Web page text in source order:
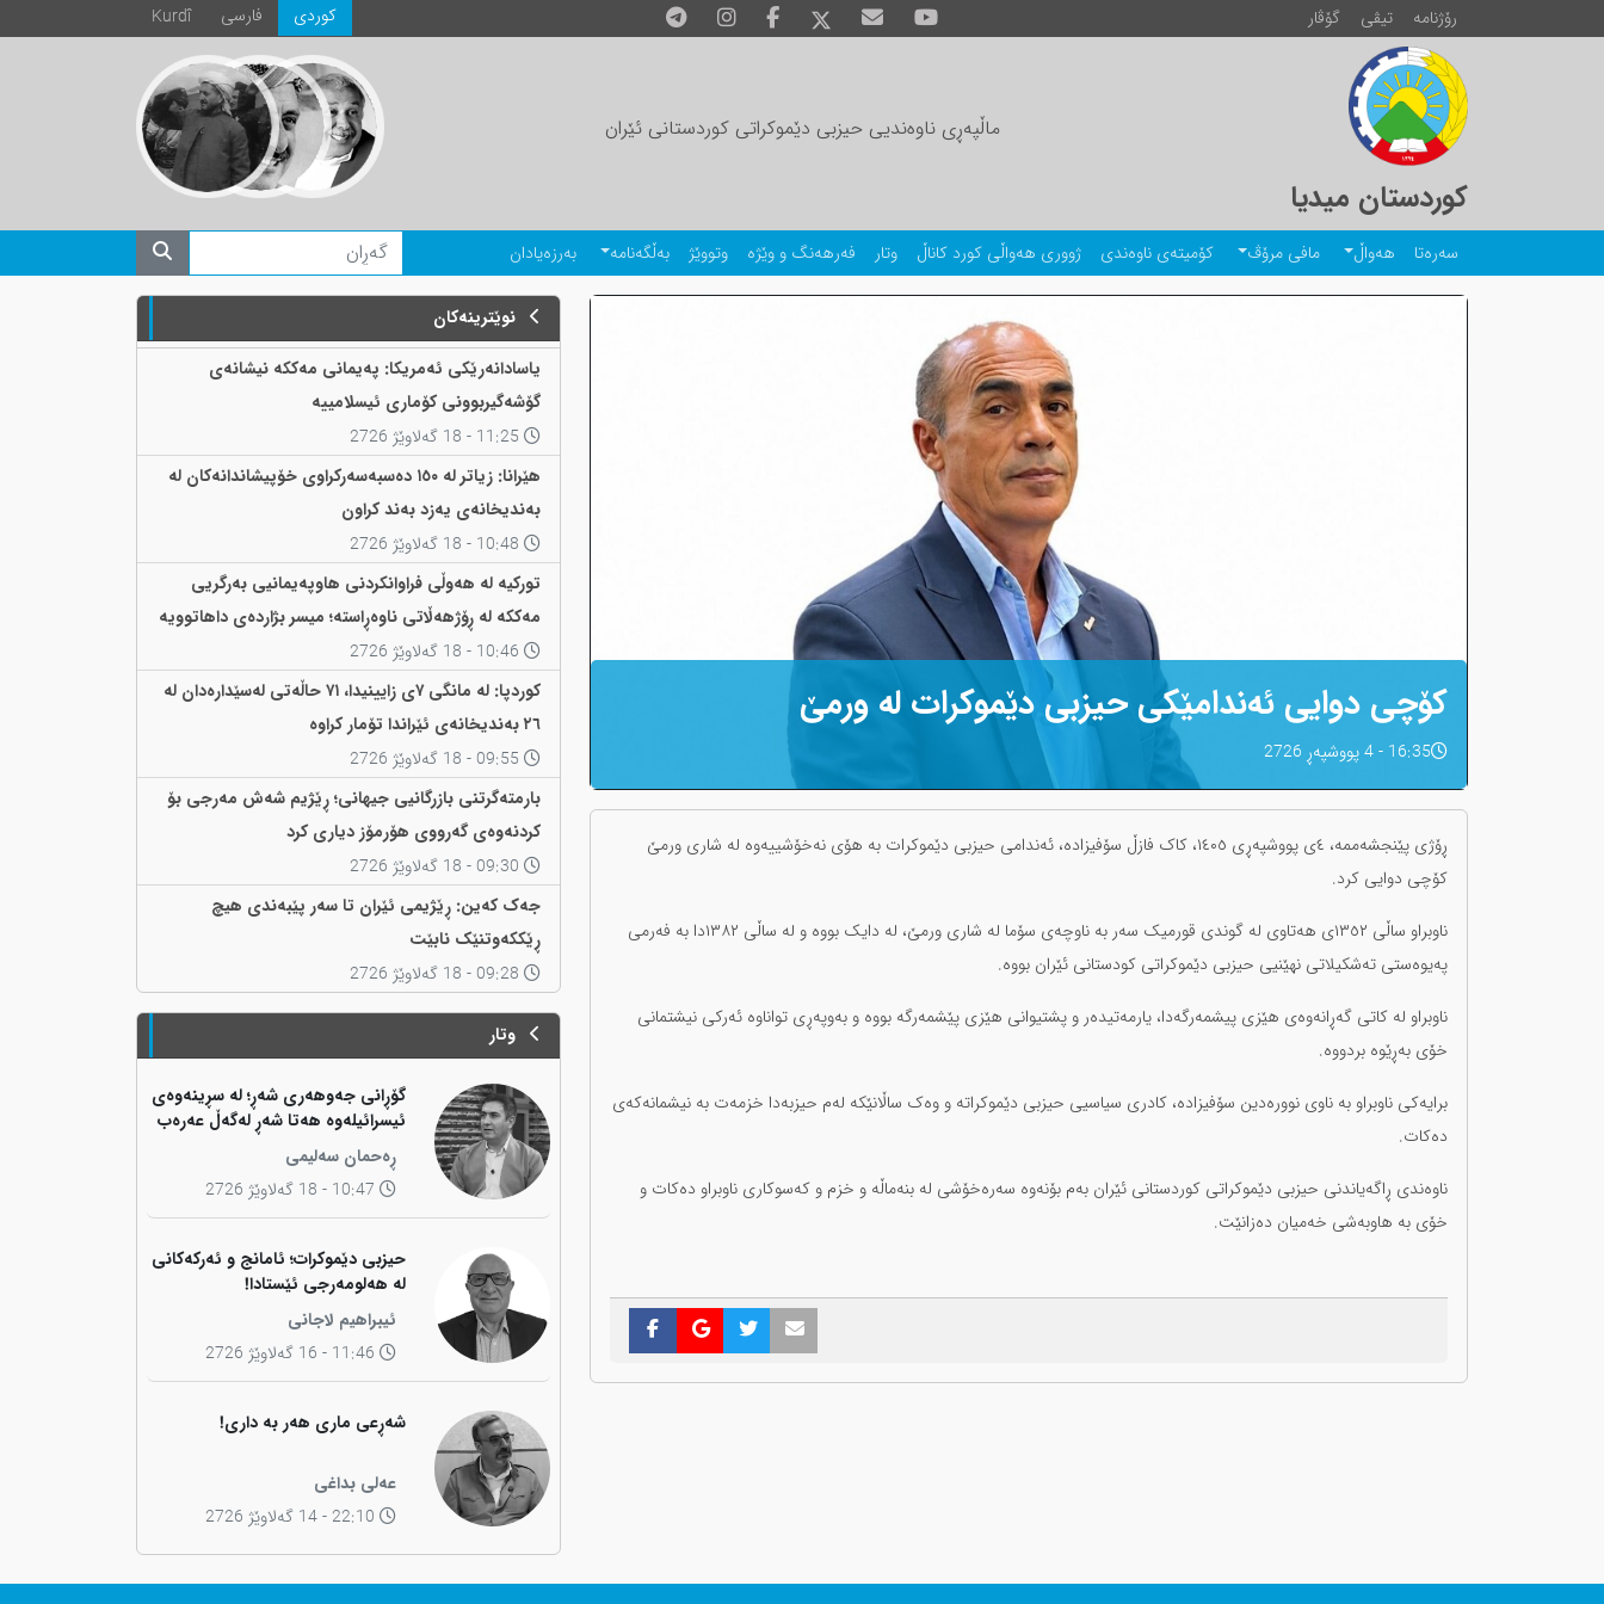
رۆژنامە تیڤی گۆڤار Kurdî فارسی كوردی
کوردستان میدیا
ماڵپەڕی ناوەندیی حیزبی دێموکراتی کوردستانی ئێران
سەرەتا هەواڵ مافی مرۆڤ کۆمیتەی ناوەندی ژووری هەواڵی کورد کاناڵ وتار فەرهەنگ و وێژە وتووێژ بەڵگەنامە بەرزەیادان
کۆچی دوایی ئەندامێکی حیزبی دێموکرات لە ورمێ
16:35 - 4 پووشپەڕ 2726
ڕۆژی پێنجشەممە، ٤ی پووشپەڕی ١٤٠٥، کاک فازڵ سۆفیزادە، ئەندامی حیزبی دێموکرات بە هۆی نەخۆشییەوە لە شاری ورمێ
کۆچی دوایی کرد.
ناوبراو ساڵی ١٣٥٢ی هەتاوی لە گوندی قورمیک سەر بە ناوچەی سۆما لە شاری ورمێ، لە دایک بووە و لە ساڵی ١٣٨٢دا بە فەرمی
پەیوەستی تەشکیلاتی نهێنیی حیزبی دێموکراتی کودستانی ئێران بووە.
ناوبراو لە کاتی گەڕانەوەی هێزی پیشمەرگەدا، یارمەتیدەر و پشتیوانی هێزی پێشمەرگە بووە و بەوپەڕی تواناوە ئەرکی نیشتمانی
خۆی بەڕێوە بردووە.
برایەکی ناوبراو بە ناوی نوورەدین سۆفیزادە، کادری سیاسیی حیزبی دێموکراتە و وەک ساڵانێکە لەم حیزبەدا خزمەت بە نیشمانەکەی
دەکات.
ناوەندی ڕاگەیاندنی حیزبی دێموکراتی کوردستانی ئێران بەم بۆنەوە سەرەخۆشی لە بنەماڵە و خزم و کەسوکاری ناوبراو دەکات و
خۆی بە هاوبەشی خەمیان دەزانێت.
نوێترینەکان
یاسادانەرێکی ئەمریکا: پەیمانی مەککە نیشانەی
گۆشەگیربوونی کۆماری ئیسلامییە
هێرانا: زیاتر لە ١٥٠ دەسبەسەرکراوی خۆپیشاندانەکان لە
بەندیخانەی یەزد بەند کراون
تورکیە لە هەوڵی فراوانکردنی هاوپەیمانیی بەرگریی
مەککە لە ڕۆژهەڵاتی ناوەڕاستە؛ میسر بژاردەی داهاتوویە
کوردپا: لە مانگی ٧ی زایینیدا، ٧١ حاڵەتی لەسێدارەدان لە
٢٦ بەندیخانەی ئێراندا تۆمار کراوە
بارمتەگرتنی بازرگانیی جیهانی؛ ڕێژیم شەش مەرجی بۆ
کردنەوەی گەرووی هۆرمۆز دیاری کرد
جەک کەین: ڕێژیمی ئێران تا سەر پێبەندی هیچ
ڕێککەوتنێک نابێت
وتار
گۆڕانی جەوهەری شەڕ؛ لە سڕینەوەی
ئیسرائیلەوە هەتا شەڕ لەگەڵ عەرەب
ڕەحمان سەلیمی
10:47 - 18 گەلاوێژ 2726
حیزبی دێموکرات؛ ئامانج و ئەرکەکانی
لە هەلومەرجی ئێستادا!
ئیبراهیم لاجانی
11:46 - 16 گەلاوێژ 2726
شەڕعی ماری هەر بە داری!
عەلی بداغی
22:10 - 14 گەلاوێژ 2726